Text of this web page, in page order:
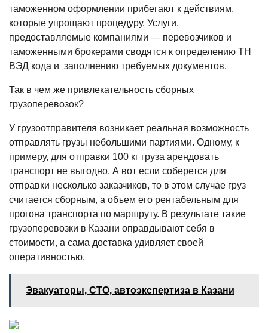
таможенном оформлении прибегают к действиям,
которые упрощают процедуру. Услуги,
предоставляемые компаниями — перевозчиков и
таможенными брокерами сводятся к определению ТН
ВЭД кода и заполнению требуемых документов.
Так в чем же привлекательность сборных
грузоперевозок?
У грузоотправителя возникает реальная возможность
отправлять грузы небольшими партиями. Одному, к
примеру, для отправки 100 кг груза арендовать
транспорт не выгодно. А вот если соберется для
отправки несколько заказчиков, то в этом случае груз
считается сборным, а объем его рентабельным для
прогона транспорта по маршруту. В результате такие
грузоперевозки в Казани оправдывают себя в
стоимости, а сама доставка удивляет своей
оперативностью.
Эвакуаторы, СТО, автоэкспертиза в Казани